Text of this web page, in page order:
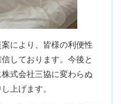
により、皆様の利便性
しております。今後と
式会社三協に変わらぬ
上げます。